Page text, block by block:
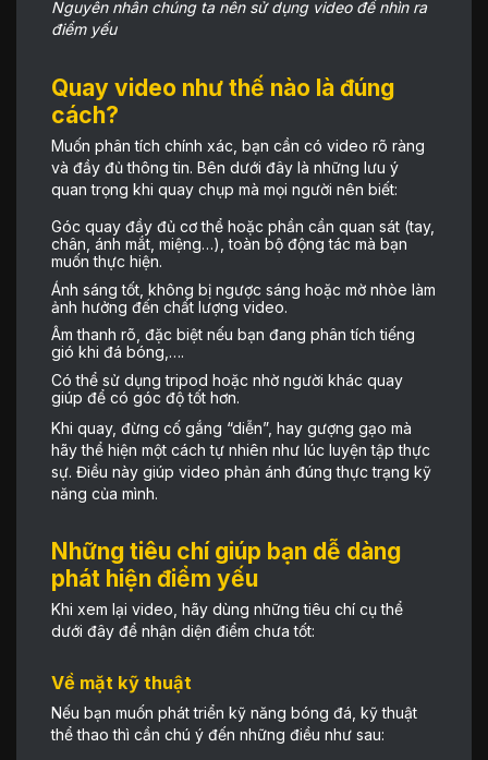
Nguyên nhân chúng ta nên sử dụng video để nhìn ra
điểm yếu
Quay video như thế nào là đúng
cách?
Muốn phân tích chính xác, bạn cần có video rõ ràng
và đầy đủ thông tin. Bên dưới đây là những lưu ý
quan trọng khi quay chụp mà mọi người nên biết:
Góc quay đầy đủ cơ thể hoặc phần cần quan sát (tay,
chân, ánh mắt, miệng…), toàn bộ động tác mà bạn
muốn thực hiện.
Ánh sáng tốt, không bị ngược sáng hoặc mờ nhòe làm
ảnh hưởng đến chất lượng video.
Âm thanh rõ, đặc biệt nếu bạn đang phân tích tiếng
gió khi đá bóng,….
Có thể sử dụng tripod hoặc nhờ người khác quay
giúp để có góc độ tốt hơn.
Khi quay, đừng cố gắng “diễn”, hay gượng gạo mà
hãy thể hiện một cách tự nhiên như lúc luyện tập thực
sự. Điều này giúp video phản ánh đúng thực trạng kỹ
năng của mình.
Những tiêu chí giúp bạn dễ dàng
phát hiện điểm yếu
Khi xem lại video, hãy dùng những tiêu chí cụ thể
dưới đây để nhận diện điểm chưa tốt:
Về mặt kỹ thuật
Nếu bạn muốn phát triển kỹ năng bóng đá, kỹ thuật
thể thao thì cần chú ý đến những điều như sau: